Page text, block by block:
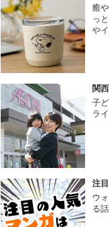
癒
っ
や
関
子
ラ
注
ウ
る